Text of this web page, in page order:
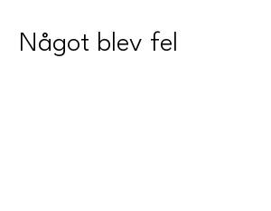
Något blev fel